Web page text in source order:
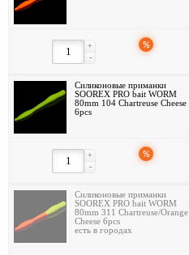
-
+ %
Силиконовые приманки
SOOREX PRO bait WORM
80mm 104 Chartreuse Cheese
6pcs
-
+ %
Силиконовые приманки
SOOREX PRO bait WORM
80mm 311 Chartreuse/Orange
Cheese 6pcs
есть в городах